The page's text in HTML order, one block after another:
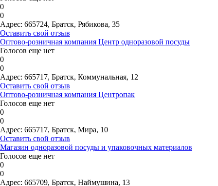
0
0
Адрес: 665724, Братск, Рябикова, 35
Оставить свой отзыв
Оптово-розничная компания Центр одноразовой посуды
Голосов еще нет
0
0
Адрес: 665717, Братск, Коммунальная, 12
Оставить свой отзыв
Оптово-розничная компания Центропак
Голосов еще нет
0
0
Адрес: 665717, Братск, Мира, 10
Оставить свой отзыв
Магазин одноразовой посуды и упаковочных материалов
Голосов еще нет
0
0
Адрес: 665709, Братск, Наймушина, 13